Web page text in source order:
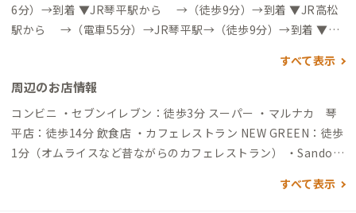
6分）→到着 ▼JR琴平駅から →（徒歩9分）→到着 ▼JR高松
駅から →（電車55分）→JR琴平駅→（徒歩9分）→到着 ▼高
→到着
すべて表示
周辺のお店情報
コンビニ ・セブンイレブン：徒歩3分 スーパー ・マルナカ 琴
平店：徒歩14分 飲食店 ・カフェレストラン NEW GREEN：徒歩
1分（オムライスなど昔ながらのカフェレストラン） ・Sando S
琴平店：徒歩1分（世界を旅してきた旅人が作る薬膳カレーが名
すべて表示